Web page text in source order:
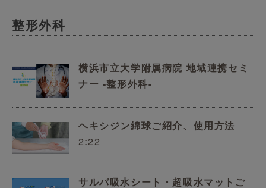
整形外科
横浜市立大学附属病院 地域連携セミ
ナー -整形外科-
ヘキシジン綿球ご紹介、使用方法
2:22
サルバ吸水シート・超吸水マットご